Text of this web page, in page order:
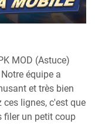
MOD (Astuce)
équipe a
et très bien
lignes, c'est que
filer un petit coup